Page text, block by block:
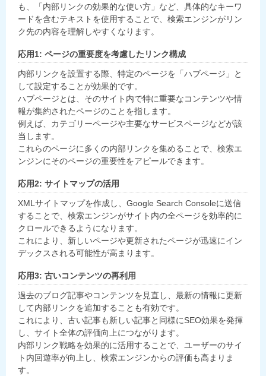
も、「内部リンクの効果的な使い方」など、具体的なキーワ
ードを含むテキストを使用することで、検索エンジンがリン
ク先の内容を理解しやすくなります。
応用1: ページの重要度を考慮したリンク構成
内部リンクを設置する際、特定のページを「ハブページ」と
して設定することが効果的です。
ハブページとは、そのサイト内で特に重要なコンテンツや情
報が集約されたページのことを指します。
例えば、カテゴリーページや主要なサービスページなどが該
当します。
これらのページに多くの内部リンクを集めることで、検索エ
ンジンにそのページの重要性をアピールできます。
応用2: サイトマップの活用
XMLサイトマップを作成し、Google Search Consoleに送信
することで、検索エンジンがサイト内の全ページを効率的に
クロールできるようになります。
これにより、新しいページや更新されたページが迅速にイン
デックスされる可能性が高まります。
応用3: 古いコンテンツの再利用
過去のブログ記事やコンテンツを見直し、最新の情報に更新
して内部リンクを追加することも有効です。
これにより、古い記事も新しい記事と同様にSEO効果を発揮
し、サイト全体の評価向上につながります。
内部リンク戦略を効果的に活用することで、ユーザーのサイ
ト内回遊率が向上し、検索エンジンからの評価も高まりま
す。